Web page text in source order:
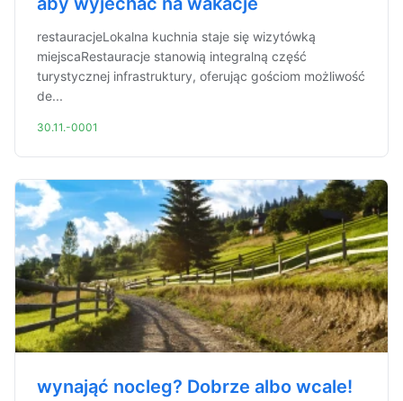
restauracjeLokalna kuchnia staje się wizytówką
miejscaRestauracje stanowią integralną część
turystycznej infrastruktury, oferując gościom możliwość
de...
30.11.-0001
wynająć nocleg? Dobrze albo wcale!